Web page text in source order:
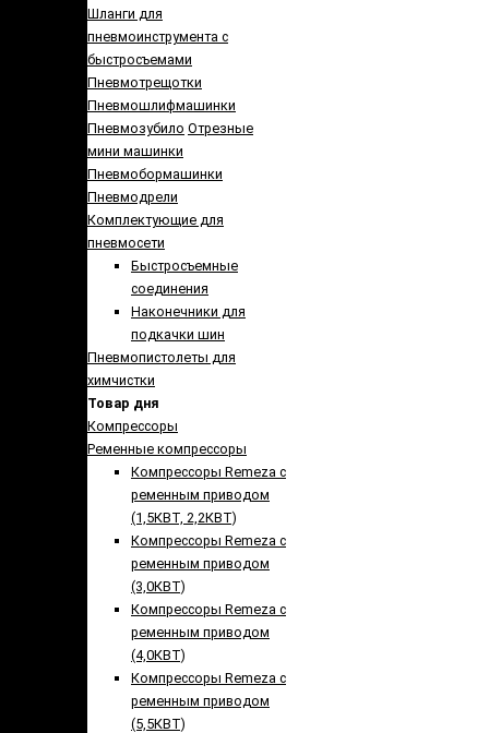
Шланги для
пневмоинструмента с
быстросъемами
Пневмотрещотки
Пневмошлифмашинки
Пневмозубило Отрезные
мини машинки
Пневмобормашинки
Пневмодрели
Комплектующие для
пневмосети
Быстросъемные
соединения
Наконечники для
подкачки шин
Пневмопистолеты для
химчистки
Товар дня
Компрессоры
Ременные компрессоры
Компрессоры Remeza с
ременным приводом
(1,5КВТ, 2,2КВТ)
Компрессоры Remeza с
ременным приводом
(3,0КВТ)
Компрессоры Remeza с
ременным приводом
(4,0КВТ)
Компрессоры Remeza с
ременным приводом
(5,5КВТ)